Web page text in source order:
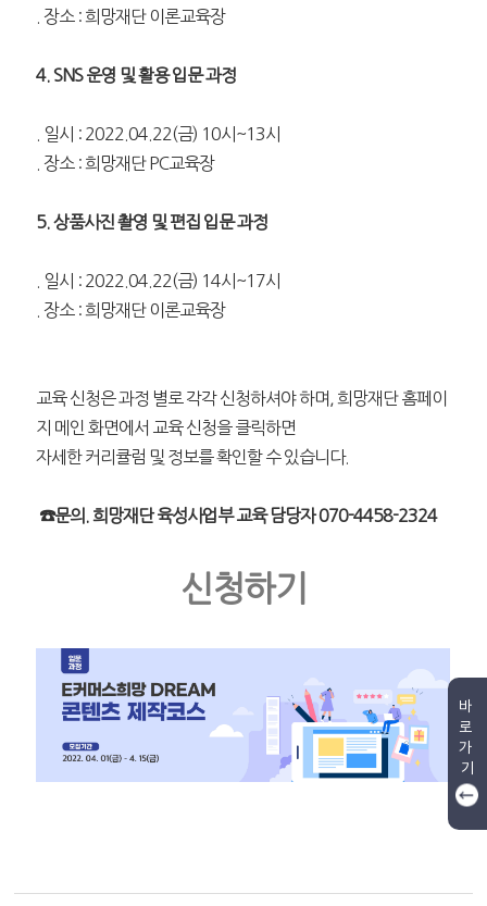
. 장소 : 희망재단 이론교육장
4. SNS 운영 및 활용 입문 과정
. 일시 : 2022.04.22(금) 10시~13시
. 장소 : 희망재단 PC교육장
5. 상품사진 촬영 및 편집 입문 과정
. 일시 : 2022.04.22(금) 14시~17시
. 장소 : 희망재단 이론교육장
교육 신청은 과정 별로 각각 신청하셔야 하며, 희망재단 홈페이
지 메인 화면에서 교육 신청을 클릭하면
자세한 커리큘럼 및 정보를 확인할 수 있습니다.
☎문의. 희망재단 육성사업부 교육 담당자 070-4458-2324
신청하기
바
로
가
기